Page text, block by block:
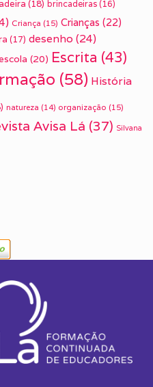
(18) brincadeiras (16)
Criança (15) Crianças (22)
(17) desenho (24)
(20) Escrita (43)
(58) História
natureza (14) organização (15)
Avisa Lá (37) Silvana